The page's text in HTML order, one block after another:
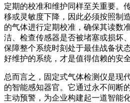
定期的校准和维护同样至关重要。
移或灵敏度下降，因此必须按照制
的气体进行定期校准，确保其读数
洁、检查传感器是否被堵塞或损坏
保障整个系统时刻处于最佳战备状
好维护的系统，才是值得信赖的安全
总而言之，固定式气体检测仪是现
的智能感知器官。它通过永不间断
主动预警，为企业构建起一道智能